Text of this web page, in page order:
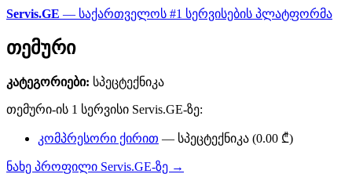
Servis.GE — საქართველოს #1 სერვისების პლატფორმა
თემური
კატეგორიები: სპეცტექნიკა
თემური-ის 1 სერვისი Servis.GE-ზე:
კომპრესორი ქირით — სპეცტექნიკა (0.00 ₾)
ნახე პროფილი Servis.GE-ზე →